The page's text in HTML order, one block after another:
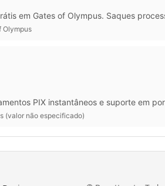
em Gates of Olympus. Saques
Olympus
PIX instantâneos e suporte em
(valor não especificado)